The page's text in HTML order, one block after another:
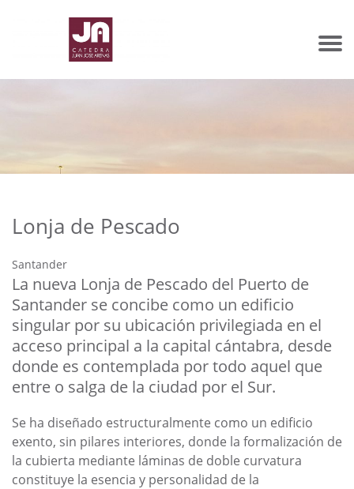
Lonja de Pescado
Santander
La nueva Lonja de Pescado del Puerto de
Santander se concibe como un edificio
singular por su ubicación privilegiada en el
acceso principal a la capital cántabra, desde
donde es contemplada por todo aquel que
entre o salga de la ciudad por el Sur.
Se ha diseñado estructuralmente como un edificio
exento, sin pilares interiores, donde la formalización de
la cubierta mediante láminas de doble curvatura
constituye la esencia y personalidad de la